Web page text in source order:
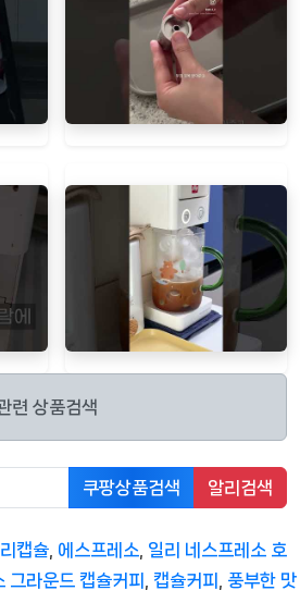
련 상품검색
쿠팡상품검색 알리검색
캡슐 에스프레소 일리 네스프레소 호
그라운드 캡슐커피
캡슐커피
풍부한 맛